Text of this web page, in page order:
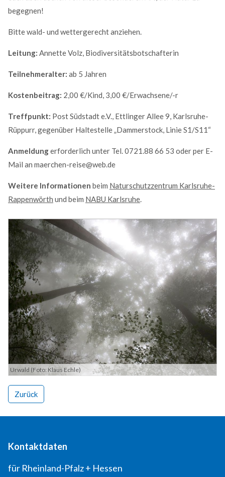
begegnen!
Bitte wald- und wettergerecht anziehen.
Leitung: Annette Volz, Biodiversitätsbotschafterin
Teilnehmeralter: ab 5 Jahren
Kostenbeitrag: 2,00 €/Kind, 3,00 €/Erwachsene/-r
Treffpunkt: Post Südstadt e.V., Ettlinger Allee 9, Karlsruhe-
Rüppurr, gegenüber Haltestelle „Dammerstock, Linie S1/S11“
Anmeldungerforderlich unter Tel. 0721.88 66 53 oder per E-
Mail an maerchen-reise@web.de
Weitere Informationen beim Naturschutzzentrum Karlsruhe-
Rappenwörth und beim NABU Karlsruhe.
Urwald (Foto: Klaus Echle)
Zurück
Kontaktdaten
für Rheinland-Pfalz + Hessen
Good Service
Lorem ipsum dolor sit amet, consectetuer adipiscing
elit. Aenean commodo ligula eget dolor.
MEHR INFOS
Modern & Simple
Lorem ipsum dolor sit amet, consectetuer adipiscing